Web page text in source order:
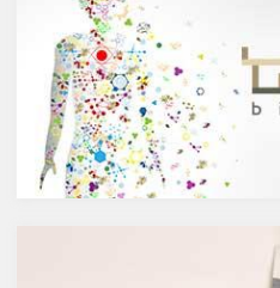
主にお酒は製造方法によって醸
造酒と蒸留酒の2つと、香料や
糖分、果実などを加えた混成酒
に分けられます。醸造酒は、果
実や穀物のような糖分を含んだ
原料を酵母によりアルコール発
酵させて造られたもの。蒸留酒
は、この発酵された醸造酒をさ
らに蒸留して作られたものでス